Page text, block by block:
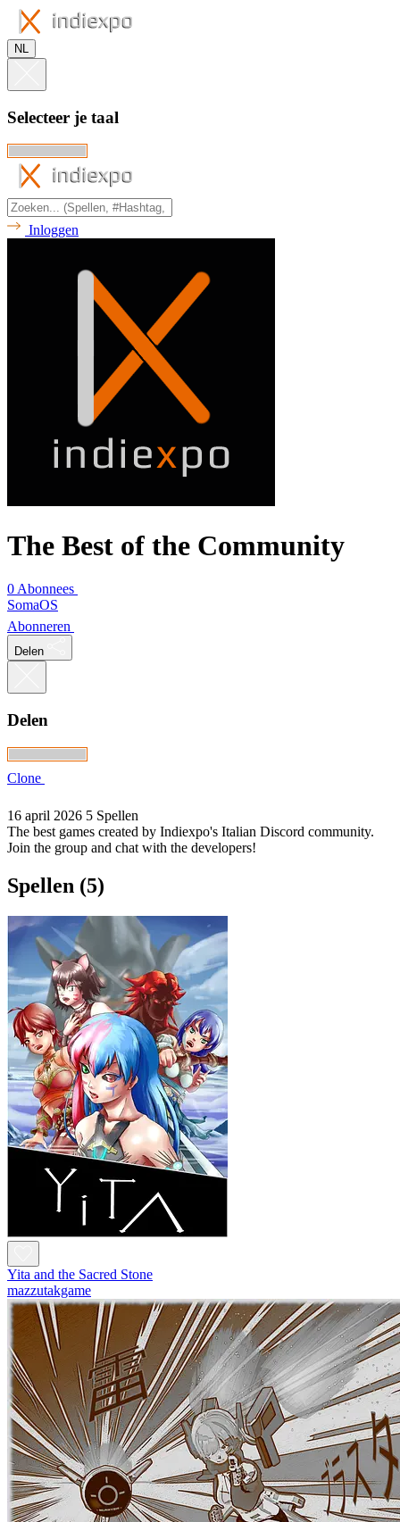
NL
Selecteer je taal
Inloggen
The Best of the Community
0 Abonnees
SomaOS
Abonneren
Delen
Delen
Clone
16 april 2026 5 Spellen
The best games created by Indiexpo's Italian Discord community.
Join the group and chat with the developers!
Spellen (5)
Yita and the Sacred Stone
mazzutakgame